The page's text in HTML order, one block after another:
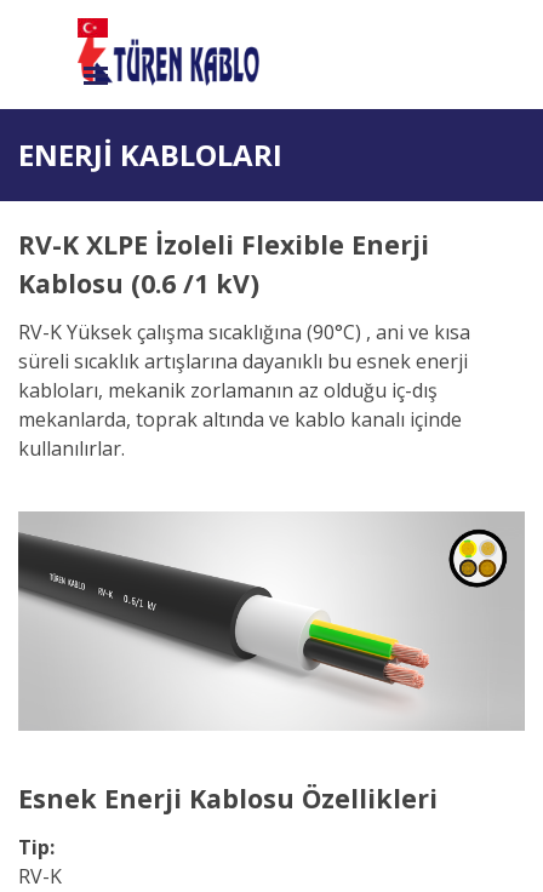
Menüyü atla
ENERJİ KABLOLARI
RV-K XLPE İzoleli Flexible Enerji
Kablosu (0.6 /1 kV)
RV-KYüksek çalışma sıcaklığına (90°C) , ani ve kısa
süreli sıcaklık artışlarına dayanıklı bu esnek enerji
kabloları, mekanik zorlamanın az olduğu iç-dış
mekanlarda, toprak altında ve kablo kanalı içinde
kullanılırlar.
Esnek Enerji Kablosu Özellikleri
Tip:
RV-K